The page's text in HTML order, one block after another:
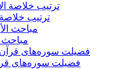
ترتيب
مباحث
فضيلت سوره‌های